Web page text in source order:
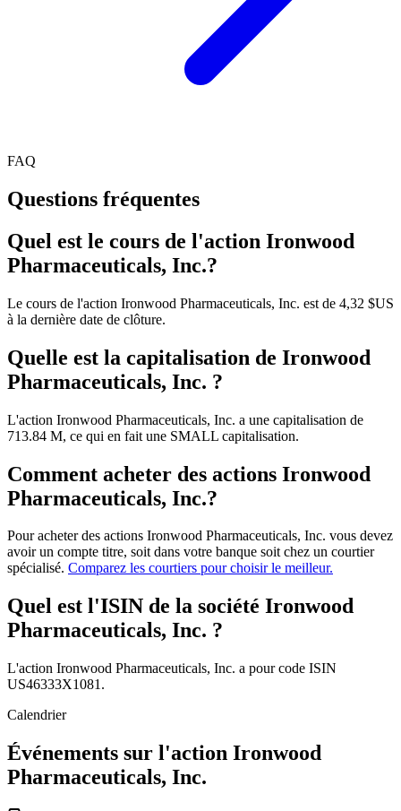
FAQ
Questions fréquentes
Quel est le cours de l'action Ironwood
Pharmaceuticals, Inc.?
Le cours de l'action Ironwood Pharmaceuticals, Inc. est de 4,32 $US
à la dernière date de clôture.
Quelle est la capitalisation de Ironwood
Pharmaceuticals, Inc. ?
L'action Ironwood Pharmaceuticals, Inc. a une capitalisation de
713.84 M, ce qui en fait une SMALL capitalisation.
Comment acheter des actions Ironwood
Pharmaceuticals, Inc.?
Pour acheter des actions Ironwood Pharmaceuticals, Inc. vous devez
avoir un compte titre, soit dans votre banque soit chez un courtier
spécialisé. Comparez les courtiers pour choisir le meilleur.
Quel est l'ISIN de la société Ironwood
Pharmaceuticals, Inc. ?
L'action Ironwood Pharmaceuticals, Inc. a pour code ISIN
US46333X1081.
Calendrier
Événements sur l'action Ironwood
Pharmaceuticals, Inc.